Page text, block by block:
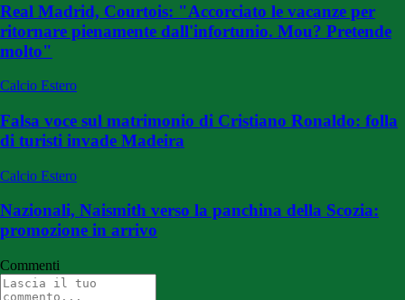
Real Madrid, Courtois: "Accorciato le vacanze per
ritornare pienamente dall'infortunio. Mou? Pretende
molto"
Calcio Estero
Falsa voce sul matrimonio di Cristiano Ronaldo: folla
di turisti invade Madeira
Calcio Estero
Nazionali, Naismith verso la panchina della Scozia:
promozione in arrivo
Commenti